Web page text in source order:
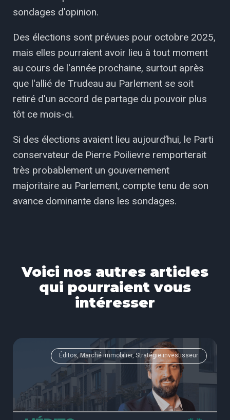
sondages d'opinion.
Des élections sont prévues pour octobre 2025,
mais elles pourraient avoir lieu à tout moment
au cours de l'année prochaine, surtout après
que l'allié de Trudeau au Parlement se soit
retiré d'un accord de partage du pouvoir plus
tôt ce mois-ci.
Si des élections avaient lieu aujourd’hui, le Parti
conservateur de Pierre Poilievre remporterait
très probablement un gouvernement
majoritaire au Parlement, compte tenu de son
avance dominante dans les sondages.
Voici nos autres articles
qui pourraient vous
intéresser
Éditos, Marché immobilier, Stratégie investisseur